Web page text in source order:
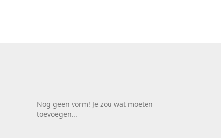
Nog geen vorm! Je zou wat moeten
toevoegen...